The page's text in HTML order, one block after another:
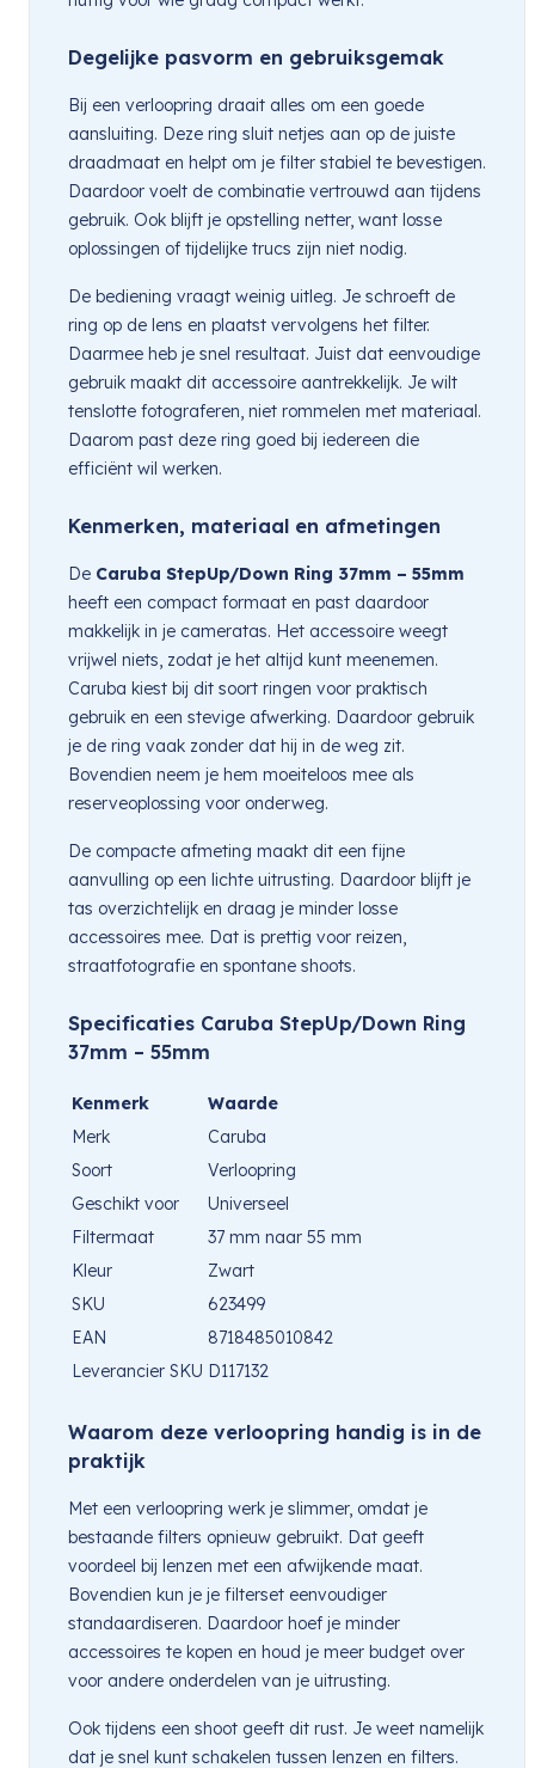
Degelijke pasvorm en gebruiksgemak
Bij een verloopring draait alles om een goede
aansluiting. Deze ring sluit netjes aan op de juiste
draadmaat en helpt om je filter stabiel te bevestigen.
Daardoor voelt de combinatie vertrouwd aan tijdens
gebruik. Ook blijft je opstelling netter, want losse
oplossingen of tijdelijke trucs zijn niet nodig.
De bediening vraagt weinig uitleg. Je schroeft de
ring op de lens en plaatst vervolgens het filter.
Daarmee heb je snel resultaat. Juist dat eenvoudige
gebruik maakt dit accessoire aantrekkelijk. Je wilt
tenslotte fotograferen, niet rommelen met materiaal.
Daarom past deze ring goed bij iedereen die
efficiënt wil werken.
Kenmerken, materiaal en afmetingen
De Caruba StepUp/Down Ring 37mm – 55mm
heeft een compact formaat en past daardoor
makkelijk in je cameratas. Het accessoire weegt
vrijwel niets, zodat je het altijd kunt meenemen.
Caruba kiest bij dit soort ringen voor praktisch
gebruik en een stevige afwerking. Daardoor gebruik
je de ring vaak zonder dat hij in de weg zit.
Bovendien neem je hem moeiteloos mee als
reserveoplossing voor onderweg.
De compacte afmeting maakt dit een fijne
aanvulling op een lichte uitrusting. Daardoor blijft je
tas overzichtelijk en draag je minder losse
accessoires mee. Dat is prettig voor reizen,
straatfotografie en spontane shoots.
Specificaties Caruba StepUp/Down Ring
37mm – 55mm
Kenmerk
Waarde
Merk
Caruba
Soort
Verloopring
Geschikt voor
Universeel
Filtermaat
37 mm naar 55 mm
Kleur
Zwart
SKU
623499
EAN
8718485010842
Leverancier SKU D117132
Waarom deze verloopring handig is in de
praktijk
Met een verloopring werk je slimmer, omdat je
bestaande filters opnieuw gebruikt. Dat geeft
voordeel bij lenzen met een afwijkende maat.
Bovendien kun je je filterset eenvoudiger
standaardiseren. Daardoor hoef je minder
accessoires te kopen en houd je meer budget over
voor andere onderdelen van je uitrusting.
Ook tijdens een shoot geeft dit rust. Je weet namelijk
dat je snel kunt schakelen tussen lenzen en filters.